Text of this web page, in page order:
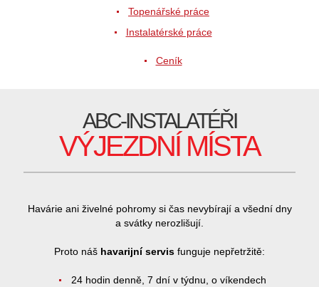
Topenářské práce
Instalatérské práce
Ceník
ABC-INSTALATÉŘI
VÝJEZDNÍ MÍSTA
Havárie ani živelné pohromy si čas nevybírají a všední dny
a svátky nerozlišují.
Proto náš havarijní servis funguje nepřetržitě:
24 hodin denně, 7 dní v týdnu, o víkendech